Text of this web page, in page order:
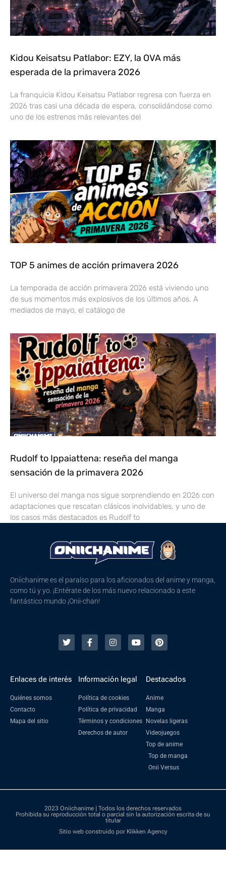
Kidou Keisatsu Patlabor: EZY, la OVA más
esperada de la primavera 2026
La franquicia Kidou Keisatsu Patlabor regresa con fuerza en
2026 tras casi una década de espera, consolidándose como
uno de los estrenos más relevantes del
TOP 5 animes de acción primavera 2026
La temporada de acción primavera 2026 está viviendo uno
de sus momentos más explosivos de los últimos años. A
mediados de mayo, el catálogo de
Rudolf to Ippaiattena: reseña del manga
sensación de la primavera 2026
El universo del manga nos sigue sorprendiendo en 2026 con
adaptaciones que rescatan clásicos inolvidables, y uno de
los casos más destacados es Rudolf to
Oniichanime es el paraíso para los aficionados del anime y manga,
como tú y yo. ¡Entérate de los más nuevo relacionado a este
fantástico mundo ¡Onii-chan!
Enlaces de interés
Quiénes somos
Contacto
Mapa del sitio
Información legal
Política de cookies
Política de privacidad
Términos y condiciones
Derechos de autor
Destacados
Anime
Manga
Novelas ligeras
Videojuegos
Top de anime
Top de manga
Onii Versus
2023 Oniichanime | Todos los derechos reservados
Prohibida su reproducción total o parcial sin la autorización escrita de su
titular
Sitio web construido por Klikken Agency